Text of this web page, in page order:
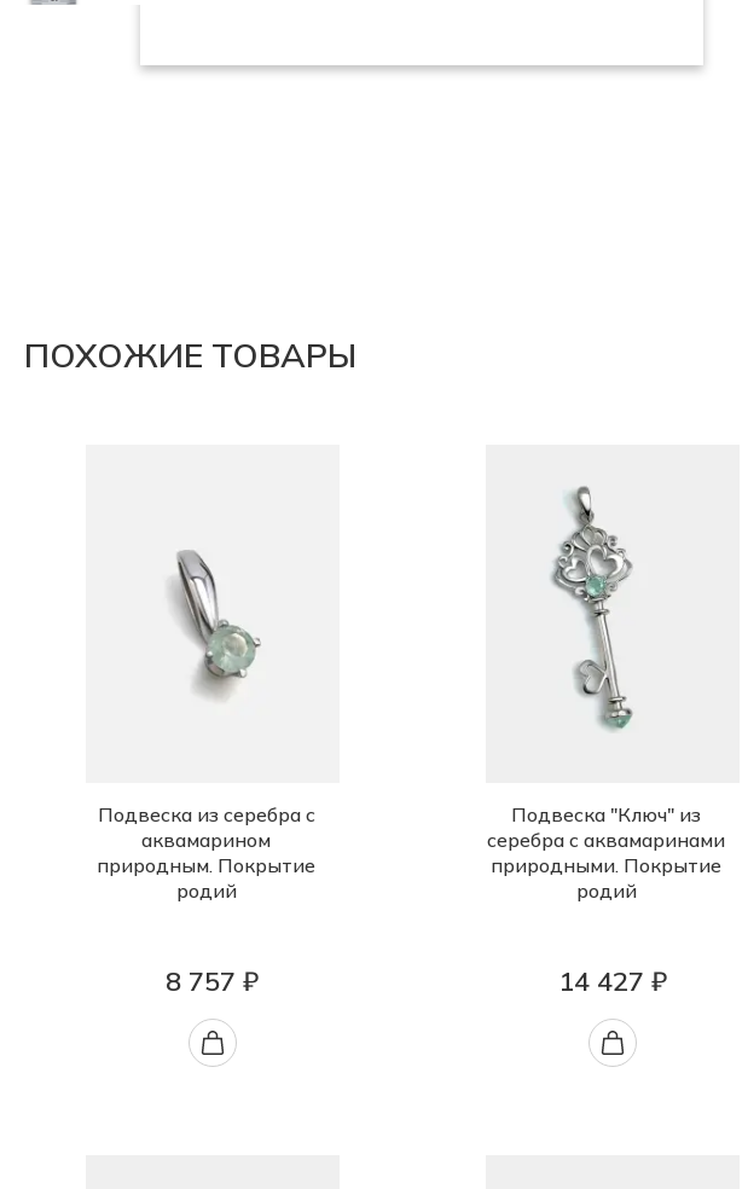
ПОХОЖИЕ ТОВАРЫ
Подвеска из серебра с
аквамарином
природным. Покрытие
родий
8 757 ₽
Подвеска "Ключ" из
серебра с аквамаринами
природными. Покрытие
родий
14 427 ₽